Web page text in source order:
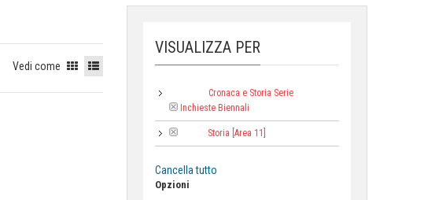
VISUALIZZA PER
Cronaca e Storia Serie
Inchieste Biennali
Storia [Area 11]
Cancella tutto
Opzioni
Vedi come